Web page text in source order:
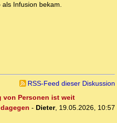
Infusion bekam.
RSS-Feed dieser Diskussion
von Personen ist weit
- Dieter, 19.05.2026, 10:57